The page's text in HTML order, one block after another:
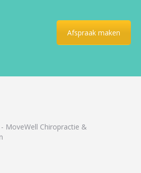
Afspraak maken
MoveWell Chiropractie &